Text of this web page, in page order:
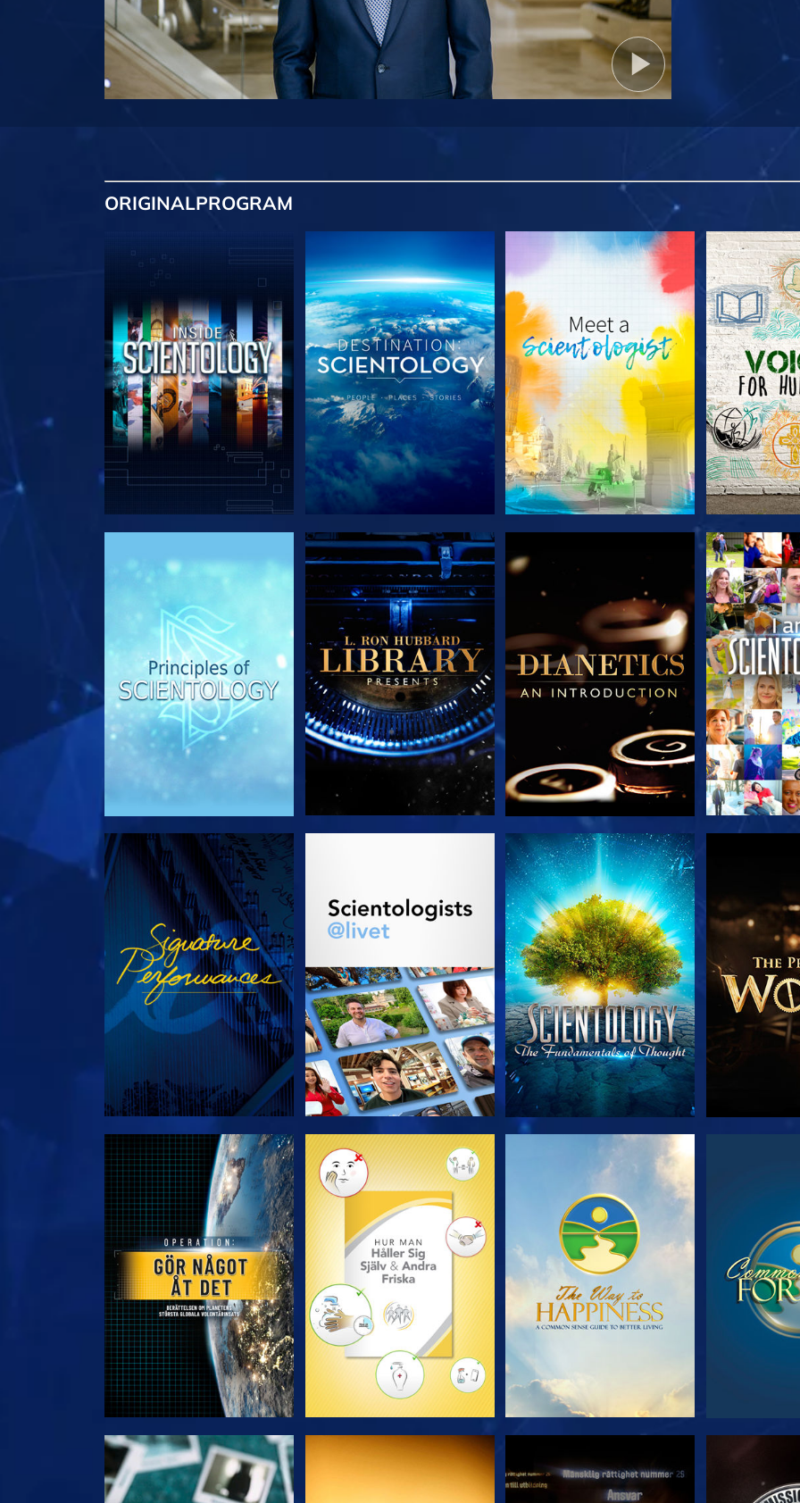
ORIGINALPROGRAM
UTFORSKA SERIEN UTFORSKA SERIEN UTFORSKA SERIEN
TITTA TITTA
UTFORSKA SERIEN UTFORSKA SERIEN
TITTA TITTA